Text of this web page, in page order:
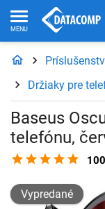
Držiaky pre
Baseus
telefónu,
Vypredané